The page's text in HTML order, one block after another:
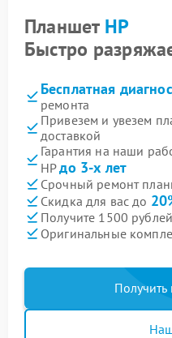
Планшет HP
Быстро
Бесплатная
ремонта
Привезем и увезем
доставкой
Гарантия на наши
HPдо 3-х лет
Срочный ремонт
Скидка для вас до
Получите 1500
Оригинальные
Получить